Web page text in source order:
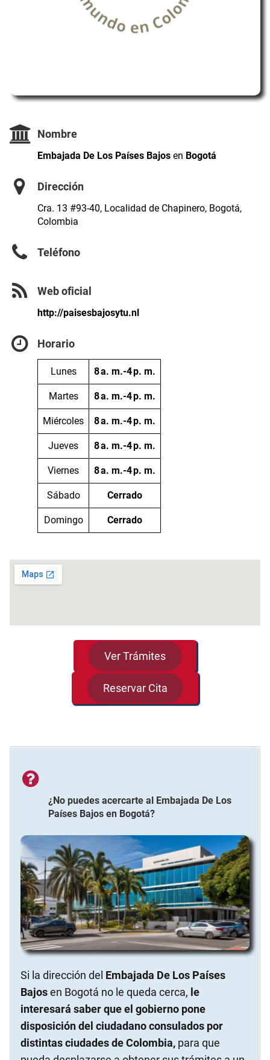
Nombre
Embajada De Los Países Bajos en Bogotá
Dirección
Cra. 13 #93-40, Localidad de Chapinero, Bogotá,
Colombia
Teléfono
Web oficial
http://paisesbajosytu.nl
Horario
Lunes 8 a. m.-4 p. m.
Martes 8 a. m.-4 p. m.
Miércoles 8 a. m.-4 p. m.
Jueves 8 a. m.-4 p. m.
Viernes 8 a. m.-4 p. m.
Sábado Cerrado
Domingo Cerrado
Ver Trámites
Reservar Cita
¿No puedes acercarte al Embajada De Los
Países Bajos en Bogotá?
Si la dirección del Embajada De Los Países
Bajosen Bogotá no le queda cerca, le
interesará saber que el gobierno pone
disposición del ciudadano consulados por
distintas ciudades de Colombia, para que